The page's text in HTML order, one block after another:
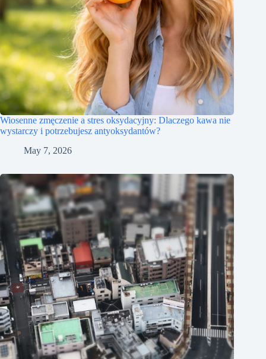
Wiosenne zmęczenie a stres oksydacyjny: Dlaczego kawa nie
wystarczy i potrzebujesz antyoksydantów?
May 7, 2026